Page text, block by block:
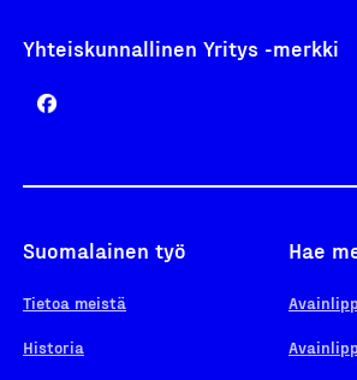
Yhteiskunnallinen Yritys -merkki
Suomalainen työ
Tietoa meistä
Historia
Hae